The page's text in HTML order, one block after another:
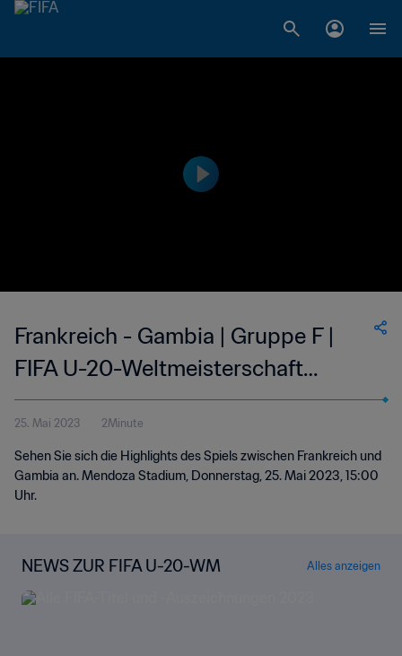
Frankreich - Gambia | Gruppe F |
FIFA U-20-Weltmeisterschaft
Argentinien 2023™ | Highlights
25. Mai 2023 2Minute
Sehen Sie sich die Highlights des Spiels zwischen Frankreich und
Gambia an. Mendoza Stadium, Donnerstag, 25. Mai 2023, 15:00
Uhr.
NEWS ZUR FIFA U-20-WM Alles anzeigen